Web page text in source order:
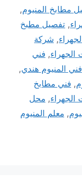
مطابخ المنيوم,
, تفصيل مطبخ
, شركة
الجهراء, فني
فني المنيوم هندي,
, فني مطابخ
الجهراء, محل
, معلم المنيوم